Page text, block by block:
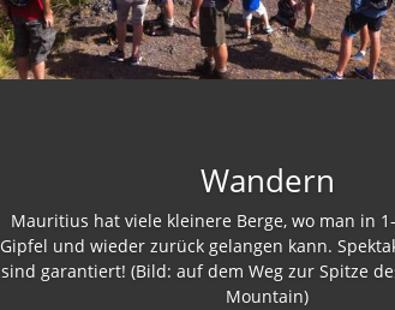
Wandern
Mauritius hat viele kleinere Berge, wo man in
Gipfel und wieder zurück gelangen kann.
sind garantiert! (Bild: auf dem Weg zur Spitze
Mountain)